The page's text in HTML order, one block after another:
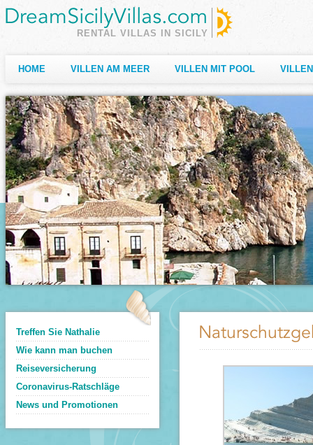
RENTAL VILLAS IN SICILY
HOME VILLEN AM MEER VILLEN MIT POOL
Treffen Sie Nathalie
Wie kann man buchen
Reiseversicherung
Coronavirus-Ratschläge
News und Promotionen